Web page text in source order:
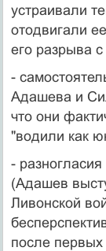
устраивали
отодвигали
его разрыва
-
Адашева и
что они
"водили как
-
(Адашев
Ливонской
после